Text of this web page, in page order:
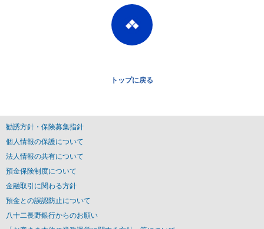
トップに戻る
勧誘方針・保険募集指針
個人情報の保護について
法人情報の共有について
預金保険制度について
金融取引に関わる方針
預金との誤認防止について
八十二長野銀行からのお願い